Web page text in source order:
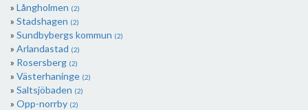
Långholmen (2)
Stadshagen (2)
Sundbybergs kommun (2)
Arlandastad (2)
Rosersberg (2)
Västerhaninge (2)
Saltsjöbaden (2)
Opp-norrby (2)